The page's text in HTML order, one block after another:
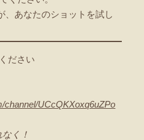
、あなたのショットを試し
ださい
channel/UCcQKXoxq6uZPo
く！